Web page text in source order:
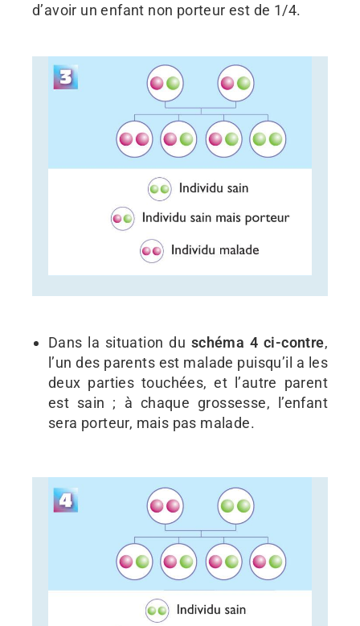
d’avoir un enfant non porteur est de 1/4.
Dans la situation du schéma 4 ci-contre,
l’un des parents est malade puisqu’il a les
deux parties touchées, et l’autre parent
est sain ; à chaque grossesse, l’enfant
sera porteur, mais pas malade.